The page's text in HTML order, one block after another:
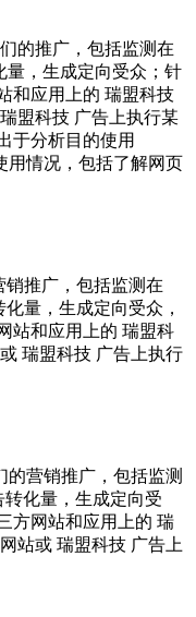
的推广，包括监测在
量，生成定向受众；针
和应用上的 瑞盟科技
盟科技 广告上执行某
于分析目的使用
用情况，包括了解网页
销推广，包括监测在
量，生成定向受众，
站和应用上的 瑞盟科
瑞盟科技 广告上执行
的营销推广，包括监测
化量，生成定向受
方网站和应用上的 瑞
站或 瑞盟科技 广告上